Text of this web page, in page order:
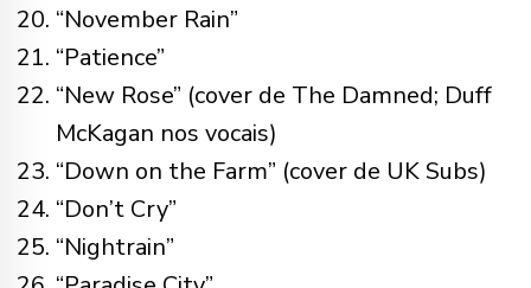
“November Rain”
“Patience”
“New Rose” (cover de The Damned; Duff
McKagan nos vocais)
“Down on the Farm” (cover de UK Subs)
“Don’t Cry”
“Nightrain”